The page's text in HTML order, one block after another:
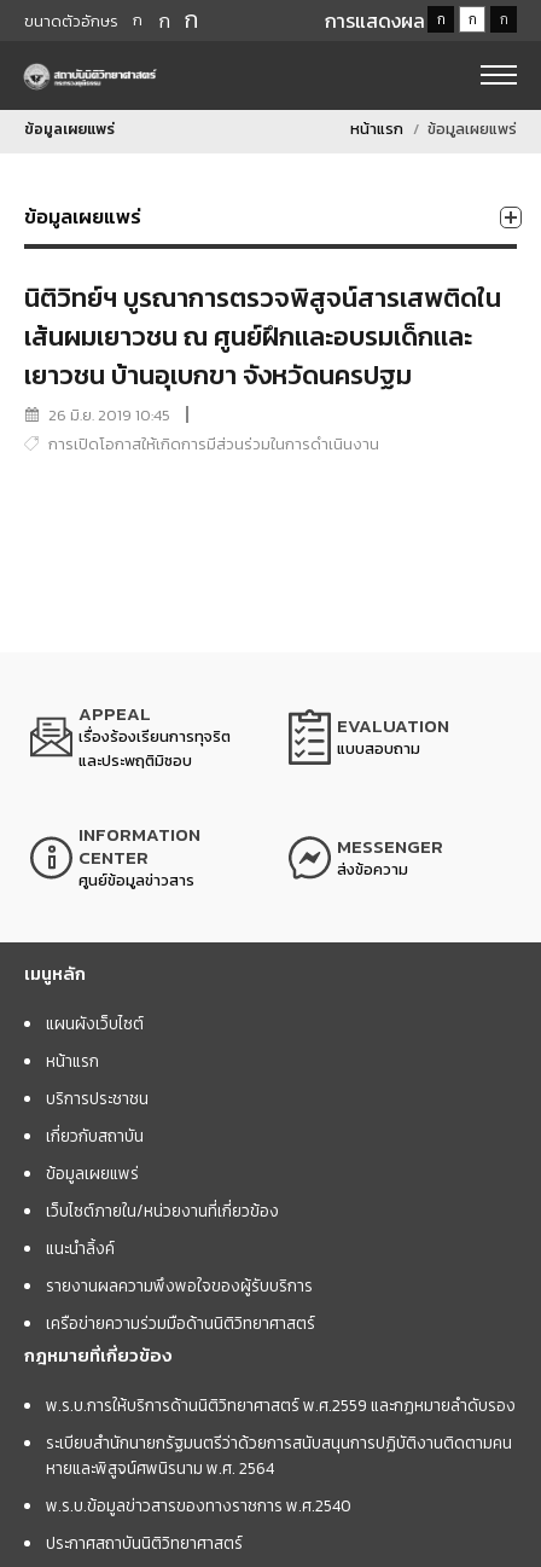
ขนาดตัวอักษร ก ก ก การแสดงผล ก ก ก
ข้อมูลเผยแพร่ หน้าแรก ข้อมูลเผยแพร่
ข้อมูลเผยแพร่
นิติวิทย์ฯ บูรณาการตรวจพิสูจน์สารเสพติดใน
เส้นผมเยาวชน ณ ศูนย์ฝึกเเละอบรมเด็กเเละ
เยาวชน บ้านอุเบกขา จังหวัดนครปฐม
26 มิ.ย. 2019 10:45
การเปิดโอกาสให้เกิดการมีส่วนร่วมในการดำเนินงาน
APPEAL
เรื่องร้องเรียนการทุจริต
และประพฤติมิชอบ
EVALUATION
แบบสอบถาม
INFORMATION
CENTER
ศูนย์ข้อมูลข่าวสาร
MESSENGER
ส่งข้อความ
เมนูหลัก
แผนผังเว็บไซต์
หน้าแรก
บริการประชาชน
เกี่ยวกับสถาบัน
ข้อมูลเผยแพร่
เว็บไซต์ภายใน/หน่วยงานที่เกี่ยวข้อง
แนะนำลิ้งค์
รายงานผลความพึงพอใจของผู้รับบริการ
เครือข่ายความร่วมมือด้านนิติวิทยาศาสตร์
กฎหมายที่เกี่ยวข้อง
พ.ร.บ.การให้บริการด้านนิติวิทยาศาสตร์ พ.ศ.2559 และกฏหมายลำดับรอง
ระเบียบสำนักนายกรัฐมนตรีว่าด้วยการสนับสนุนการปฏิบัติงานติดตามคน
หายและพิสูจน์ศพนิรนาม พ.ศ. 2564
พ.ร.บ.ข้อมูลข่าวสารของทางราชการ พ.ศ.2540
ประกาศสถาบันนิติวิทยาศาสตร์